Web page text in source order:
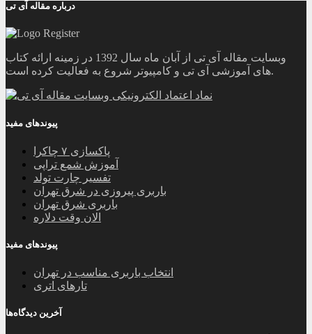
درباره مقاله آی تی
وبسایت مقاله آی تی از آبان ماه سال 1392 در زمینه ارائه کتاب
های آموزشی آی تی و کامپیوتر شروع به فعالیت کرده است.
پیوندهای مفید
پاکسازی ۷ چاکرا
آموزش شمع تراپی
تفسیر چارت تولد
باربری پیروزی در شرق تهران
باربری شرق تهران
الان وقت دلاره
پیوندهای مفید
انتخاب باربری مناسب در تهران
تارهای اتری
آخرین دیدگاه‌ها